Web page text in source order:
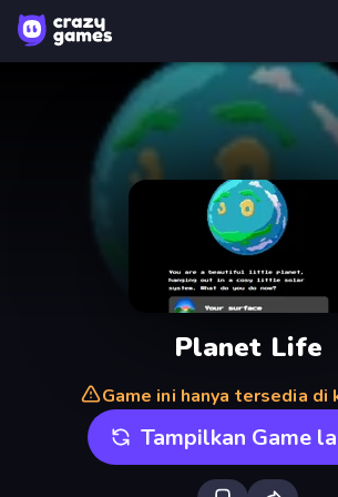
Planet Life
Game ini hanya tersedia di
Tampilkan Game